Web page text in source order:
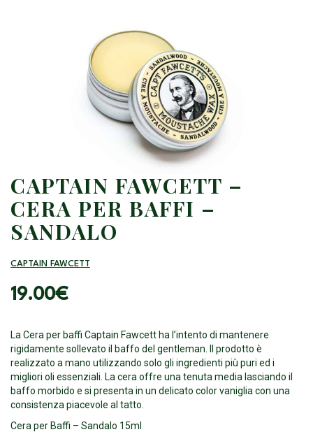
CAPTAIN FAWCETT –
CERA PER BAFFI –
SANDALO
CAPTAIN FAWCETT
La Cera per baffi Captain Fawcett ha l’intento di mantenere
rigidamente sollevato il baffo del gentleman. Il prodotto è
realizzato a mano utilizzando solo gli ingredienti più puri ed i
migliori oli essenziali. La cera offre una tenuta media lasciando il
baffo morbido e si presenta in un delicato color vaniglia con una
consistenza piacevole al tatto.
Cera per Baffi – Sandalo 15ml
19.00€